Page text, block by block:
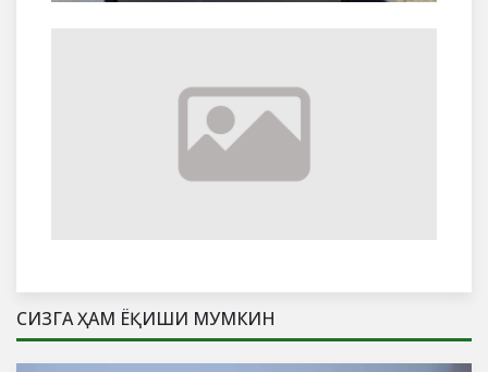
СИЗГА ҲАМ ЁҚИШИ МУМКИН